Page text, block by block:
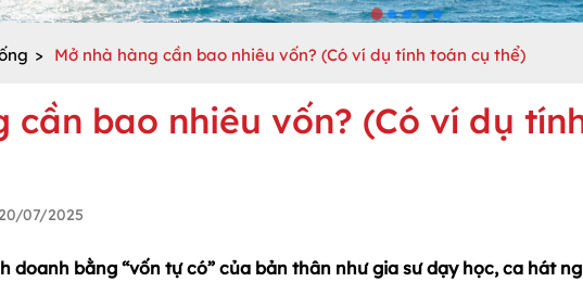
> Mở nhà hàng cần bao nhiêu vốn? (Có ví dụ tính toán cụ thể)
cần bao nhiêu vốn? (Có ví dụ
20/07/2025
doanh bằng “vốn tự có” của bản thân như gia sư dạy học, ca hát